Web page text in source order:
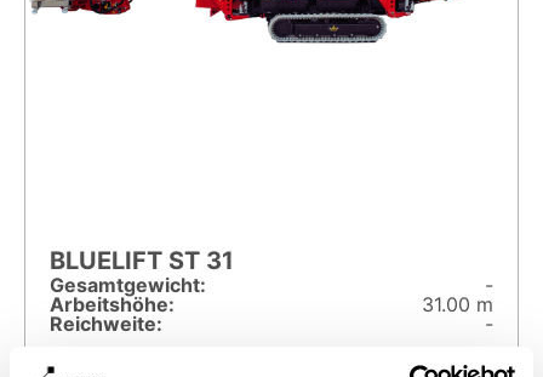
BLUELIFT ST 31
Gesamt­gewicht:
-
Arbeitshöhe:
31.00 m
Reichweite:
-